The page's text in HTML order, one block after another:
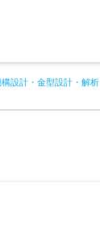
設計・金型設計・解析